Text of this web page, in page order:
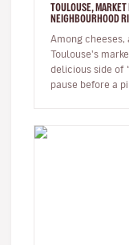
TOULOUSE,
NEIGHBOURHOOD
Among cheeses,
Toulouse's
delicious side of “the Pink
pause before a